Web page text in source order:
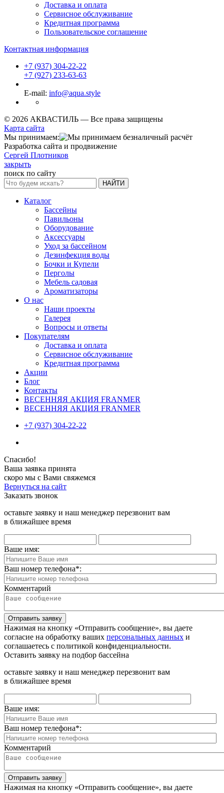
Доставка и оплата
Сервисное обслуживание
Кредитная программа
Пользовательское соглашение
Контактная информация
+7 (937) 304-22-22
+7 (927) 233-63-63
E-mail: info@aqua.style
© 2026 АКВАСТИЛЬ — Все права защищены
Карта сайта
Мы принимаем:
Разработка сайта и продвижение
Сергей Плотников
закрыть
поиск по сайту
НАЙТИ
Каталог
Бассейны
Павильоны
Оборудование
Аксессуары
Уход за бассейном
Дезинфекция воды
Бочки и Купели
Перголы
Мебель садовая
Ароматизаторы
О нас
Наши проекты
Галерея
Вопросы и ответы
Покупателям
Доставка и оплата
Сервисное обслуживание
Кредитная программа
Акции
Блог
Контакты
ВЕСЕННЯЯ АКЦИЯ FRANMER
ВЕСЕННЯЯ АКЦИЯ FRANMER
+7 (937) 304-22-22
Спасибо!
Ваша заявка принята
скоро мы с Вами свяжемся
Вернуться на сайт
Заказать звонок
оставьте заявку и наш менеджер перезвонит вам
в ближайшее время
Ваше имя:
Ваш номер телефона*:
Комментарий
Отправить заявку
Нажимая на кнопку «Отправить сообщение», вы даете
согласие на обработку ваших персональных данных и
соглашаетесь с политикой конфиденциальности.
Оставить заявку на подбор бассейна
оставьте заявку и наш менеджер перезвонит вам
в ближайшее время
Ваше имя:
Ваш номер телефона*:
Комментарий
Отправить заявку
Нажимая на кнопку «Отправить сообщение», вы даете